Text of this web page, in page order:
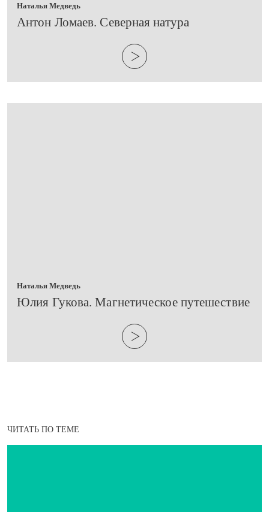
Наталья Медведь
​Антон Ломаев. Северная натура
Наталья Медведь
​Юлия Гукова. Магнетическое путешествие
ЧИТАТЬ ПО ТЕМЕ